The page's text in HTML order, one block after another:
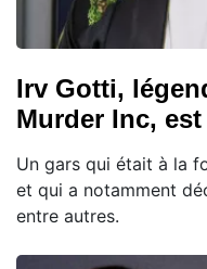
Irv Gotti,
Murder Inc,
Un gars qui était à la
et qui a notamment
entre autres.